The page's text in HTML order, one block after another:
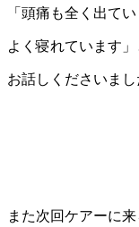
「頭痛も全く出てい
よく寝れています」
お話しくださいまし
また次回ケアーに